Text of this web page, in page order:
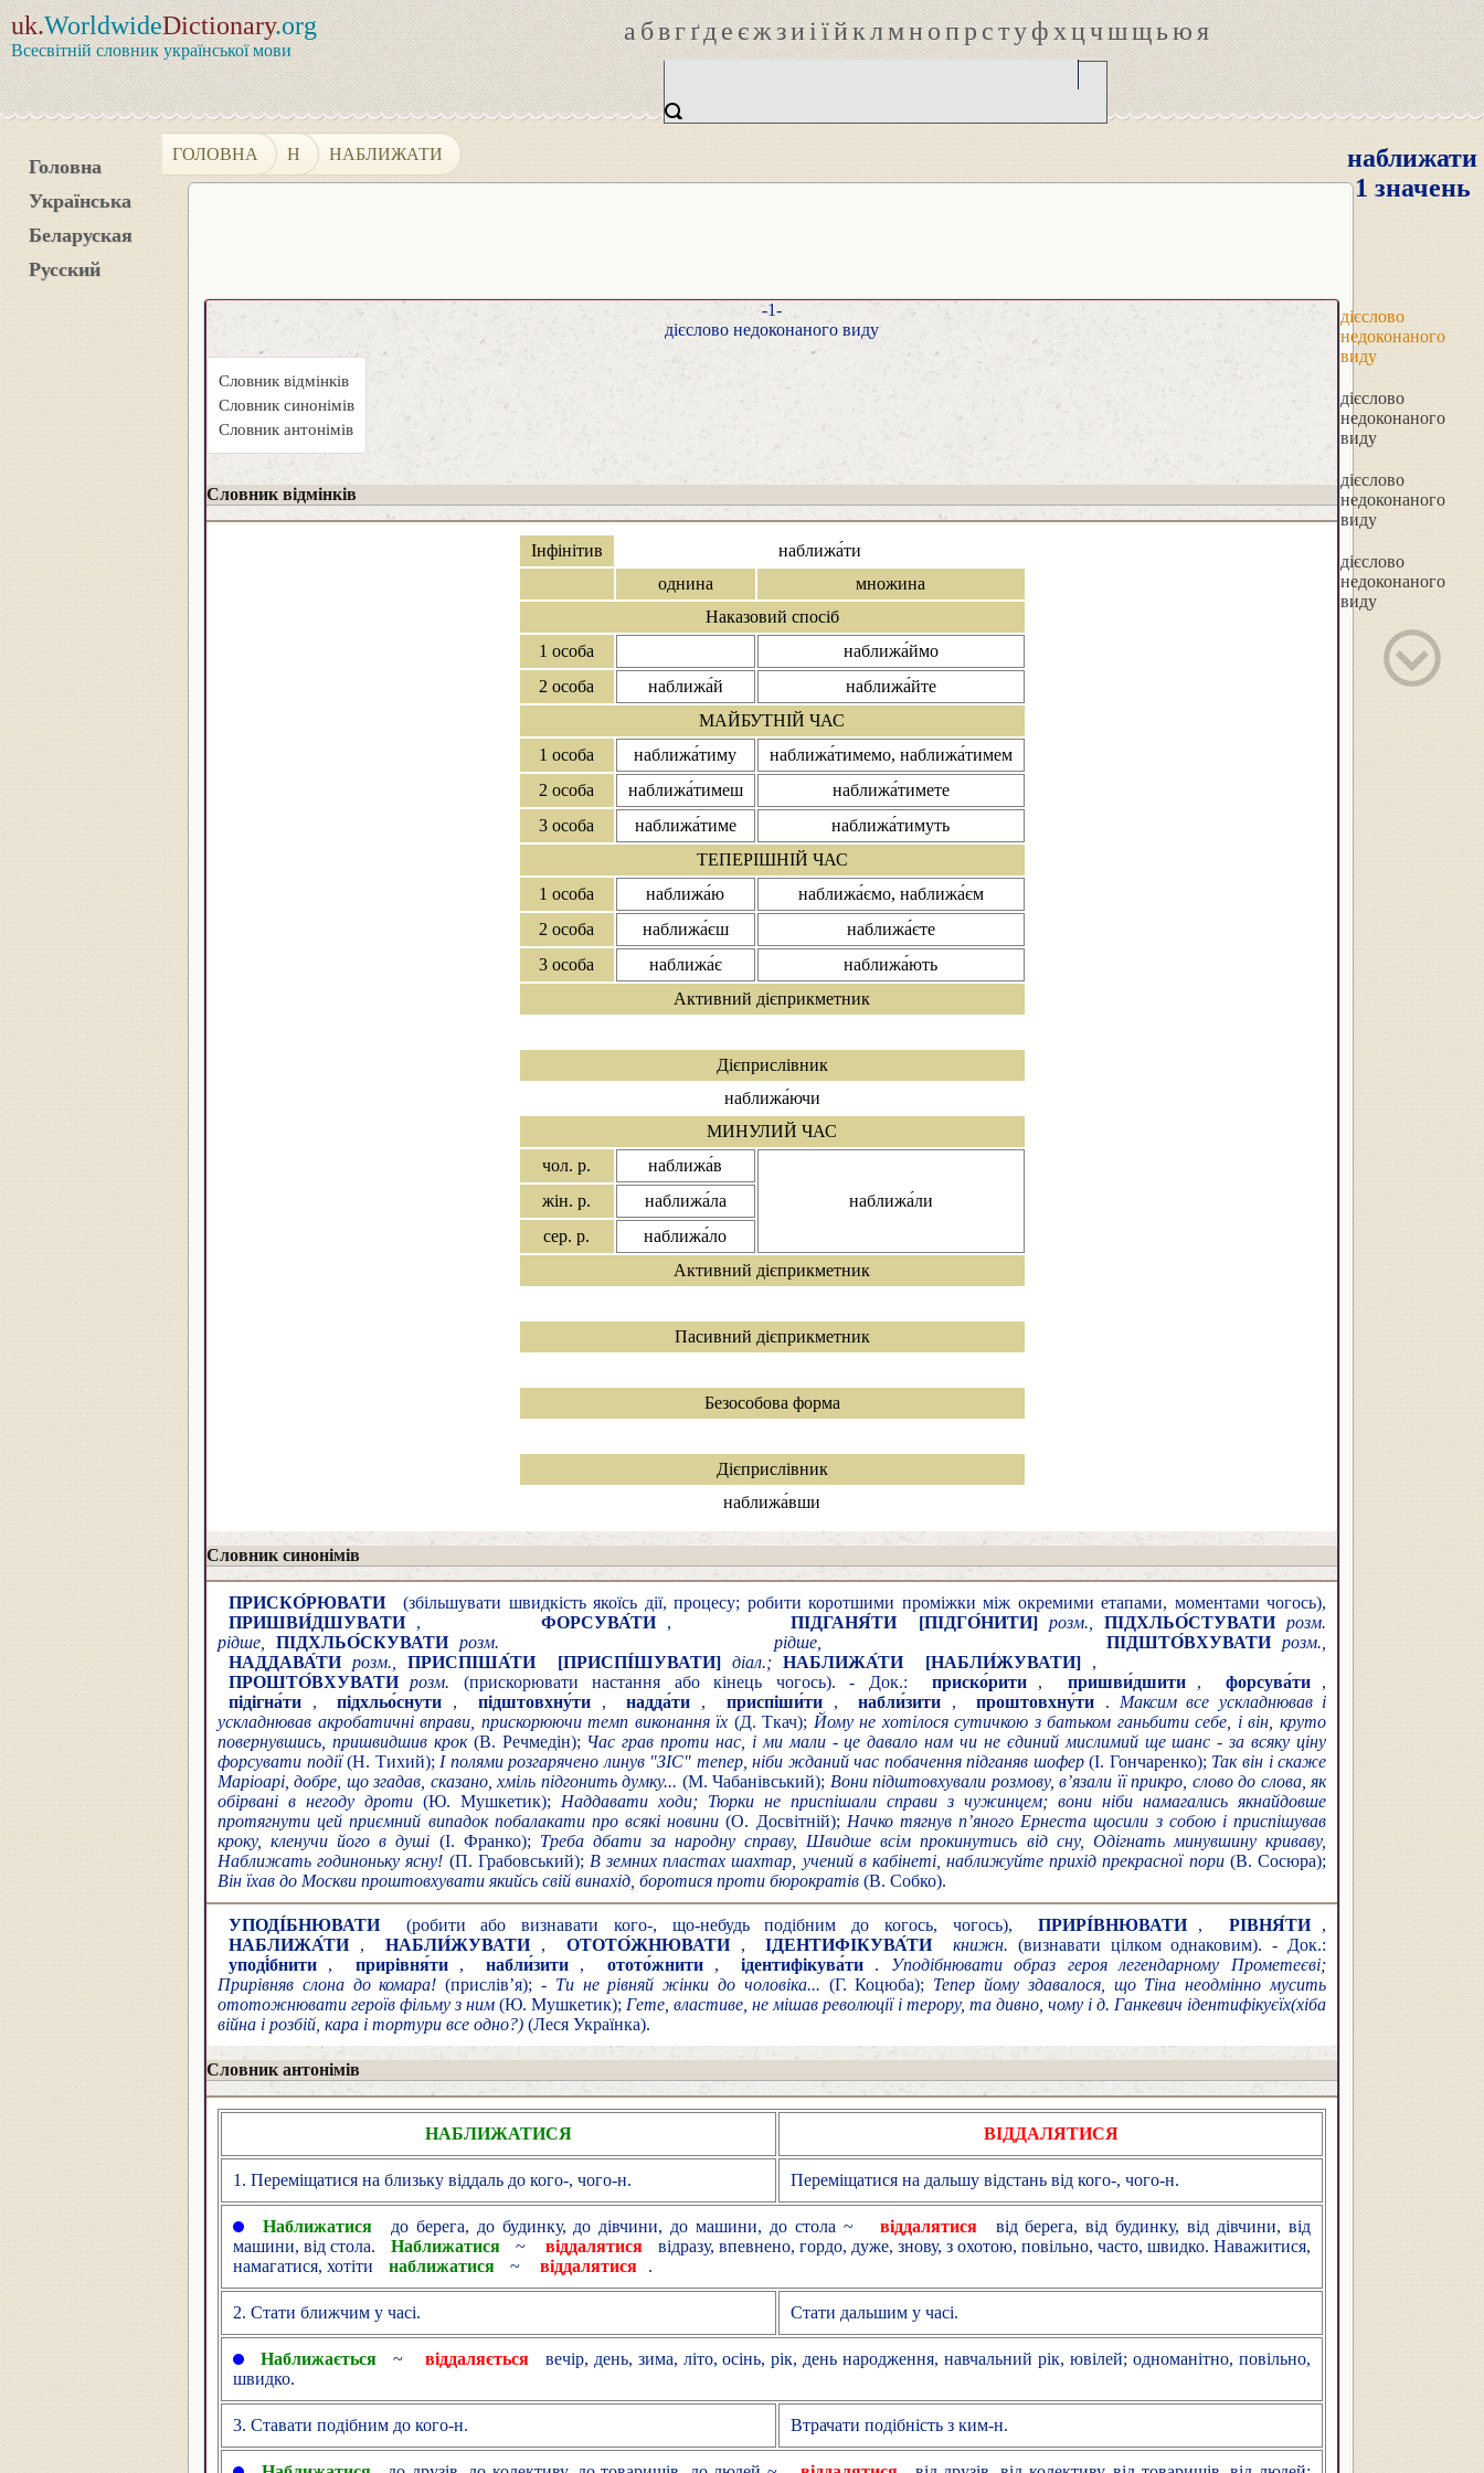
uk.WorldwideDictionary.org
Всесвітній словник української мови
абвгґдеєжзиіїйклмнопрстуфхцчшщьюя
Головна
Українська
Беларуская
Русский
ГОЛОВНА Н НАБЛИЖАТИ
наближати
1 значень
дієслово
недоконаного
виду
дієслово
недоконаного
виду
дієслово
недоконаного
виду
дієслово
недоконаного
виду
-1-
дієслово недоконаного виду
Словник відмінків
Словник синонімів
Словник антонімів
Словник відмінків
Інфінітив
наближа́ти
однина
множина
Наказовий спосіб
1 особа
наближа́ймо
2 особа
наближа́й
наближа́йте
МАЙБУТНІЙ ЧАС
1 особа
наближа́тиму
наближа́тимемо, наближа́тимем
2 особа
наближа́тимеш
наближа́тимете
3 особа
наближа́тиме
наближа́тимуть
ТЕПЕРІШНІЙ ЧАС
1 особа
наближа́ю
наближа́ємо, наближа́єм
2 особа
наближа́єш
наближа́єте
3 особа
наближа́є
наближа́ють
Активний дієприкметник
Дієприслівник
наближа́ючи
МИНУЛИЙ ЧАС
чол. р.
наближа́в
наближа́ли
жін. р.
наближа́ла
сер. р.
наближа́ло
Активний дієприкметник
Пасивний дієприкметник
Безособова форма
Дієприслівник
наближа́вши
Словник синонімів
ПРИСКО́РЮВАТИ
(збільшувати швидкість якоїсь дії, процесу; робити коротшими проміжки між окремими етапами, моментами чогось),
ПРИШВИ́ДШУВАТИ
, ФОРСУВА́ТИ , ПІДГАНЯ́ТИ [ПІДГО́НИТИ] розм., ПІДХЛЬО́СТУВАТИ розм.
рідше,
ПІДХЛЬО́СКУВАТИ розм. рідше, ПІДШТО́ВХУВАТИ розм.,
НАДДАВА́ТИ розм., ПРИСПІША́ТИ [ПРИСПІ́ШУВАТИ] діал.; НАБЛИЖА́ТИ [НАБЛИ́ЖУВАТИ]
,
ПРОШТО́ВХУВАТИ розм. (прискорювати настання або кінець чогось). - Док.: приско́рити , пришви́дшити , форсува́ти
,
підігна́ти
, підхльо́снути , підштовхну́ти , надда́ти , приспіши́ти , набли́зити , проштовхну́ти . Максим все ускладнював і
ускладнював акробатичні вправи, прискорюючи темп виконання їх (Д. Ткач); Йому не хотілося сутичкою з батьком ганьбити себе, і він, круто
повернувшись, пришвидшив крок(В. Речмедін); Час грав проти нас, і ми мали - це давало нам чи не єдиний мислимий ще шанс - за всяку ціну
форсувати події(Н. Тихий); І полями розгарячено линув "ЗІС" тепер, ніби жданий час побачення підганяв шофер(І. Гончаренко); Так він і скаже
Маріоарі, добре, що згадав, сказано, хміль підгонить думку... (М. Чабанівський); Вони підштовхували розмову, в’язали її прикро, слово до слова, як
обірвані в негоду дроти (Ю. Мушкетик); Наддавати ходи; Тюрки не приспішали справи з чужинцем; вони ніби намагались якнайдовше
протягнути цей приємний випадок побалакати про всякі новини (О. Досвітній); Начко тягнув п’яного Ернеста щосили з собою і приспішував
кроку, кленучи його в душі (І. Франко); Треба дбати за народну справу, Швидше всім прокинутись від сну, Одігнать минувшину криваву,
Наближать годиноньку ясну! (П. Грабовський); В земних пластах шахтар, учений в кабінеті, наближуйте прихід прекрасної пори (В. Сосюра);
Він їхав до Москви проштовхувати якийсь свій винахід, боротися проти бюрократів (В. Собко).
УПОДІ́БНЮВАТИ (робити або визнавати кого-, що-небудь подібним до когось, чогось), ПРИРІ́ВНЮВАТИ , РІВНЯ́ТИ
,
НАБЛИЖА́ТИ
, НАБЛИ́ЖУВАТИ , ОТОТО́ЖНЮВАТИ , ІДЕНТИФІКУВА́ТИ книжн. (визнавати цілком однаковим). - Док.:
уподі́бнити
, прирівня́ти , набли́зити , отото́жнити , ідентифікува́ти . Уподібнювати образ героя легендарному Прометеєві;
Прирівняв слона до комара! (прислів’я); - Ти не рівняй жінки до чоловіка... (Г. Коцюба); Тепер йому здавалося, що Тіна неодмінно мусить
ототожнювати героїв фільму з ним (Ю. Мушкетик); Гете, властиве, не мішав революції і терору, та дивно, чому і д. Ганкевич ідентифікуєїх(хіба
війна і розбій, кара і тортури все одно?) (Леся Українка).
Словник антонімів
НАБЛИЖАТИСЯ ВІДДАЛЯТИСЯ
1. Переміщатися на близьку віддаль до кого-, чого-н. Переміщатися на дальшу відстань від кого-, чого-н.
Наближатися до берега, до будинку, до дівчини, до машини, до стола ~ віддалятися
від берега, від будинку, від дівчини, від
машини, від стола.
Наближатися ~ віддалятися
відразу, впевнено, гордо, дуже, знову, з охотою, повільно, часто, швидко. Наважитися,
намагатися, хотіти
наближатися ~ віддалятися .
2. Стати ближчим у часі. Стати дальшим у часі.
Наближається ~ віддаляється
вечір, день, зима, літо, осінь, рік, день народження, навчальний рік, ювілей; одноманітно, повільно,
швидко.
3. Ставати подібним до кого-н. Втрачати подібність з ким-н.